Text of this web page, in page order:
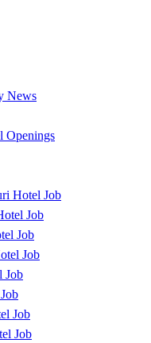
News
Hotel Job
Job
Job
Job
Job
Job
Job